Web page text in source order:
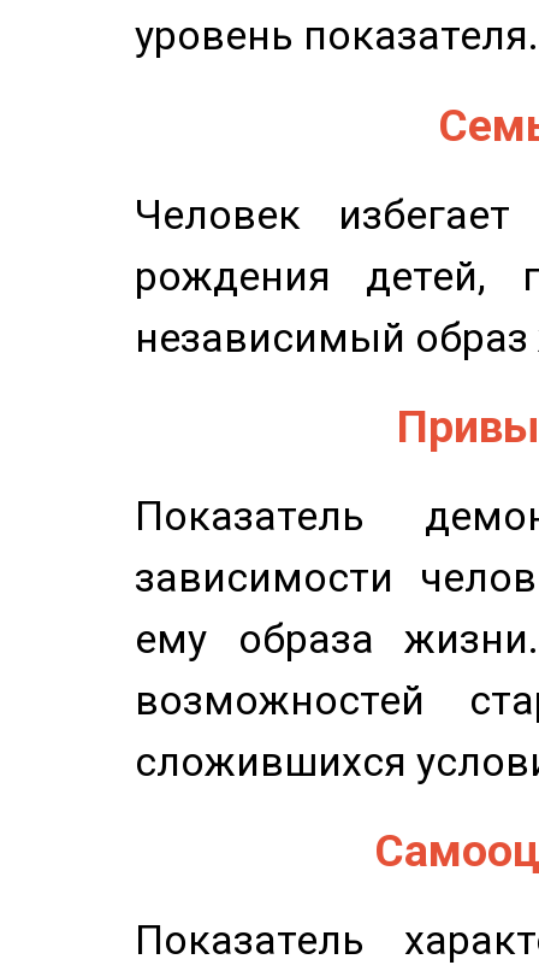
уровень показателя.
Человек
рождения детей,
независимый
Показатель
зависимости
ему образа
возможностей
сложившихся
Показатель